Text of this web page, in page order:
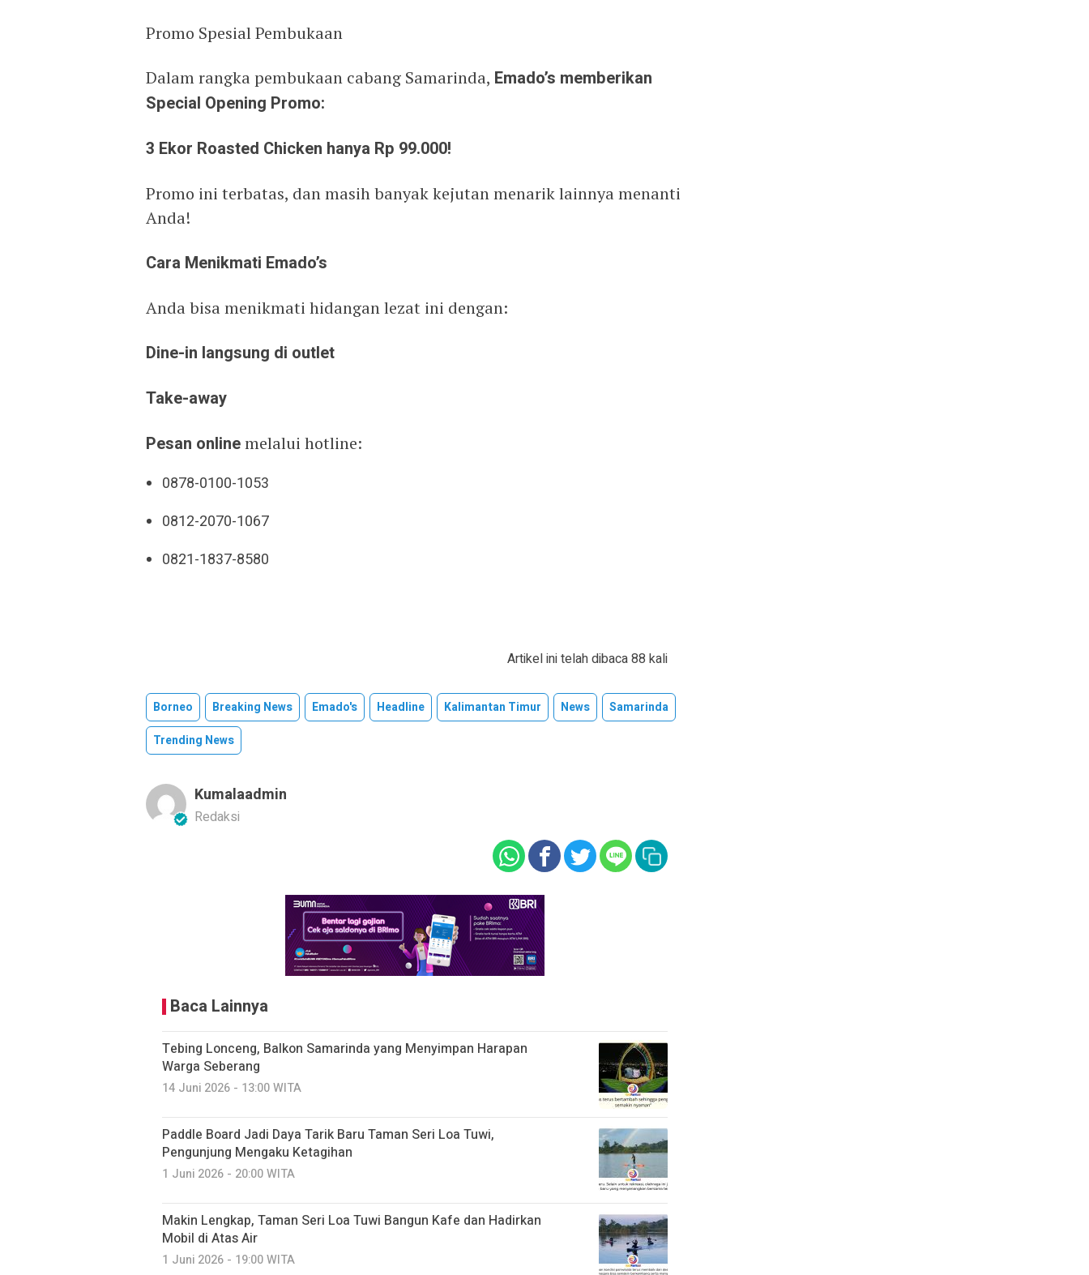
Promo Spesial Pembukaan
Dalam rangka pembukaan cabang Samarinda, Emado’s memberikan
Special Opening Promo:
3 Ekor Roasted Chicken hanya Rp 99.000!
Promo ini terbatas, dan masih banyak kejutan menarik lainnya menanti
Anda!
Cara Menikmati Emado’s
Anda bisa menikmati hidangan lezat ini dengan:
Dine-in langsung di outlet
Take-away
Pesan onlinemelalui hotline:
0878-0100-1053
0812-2070-1067
0821-1837-8580
Artikel ini telah dibaca 88 kali
Borneo Breaking News Emado's Headline Kalimantan Timur News
Samarinda
Trending News
Kumalaadmin
Redaksi
Baca Lainnya
Tebing Lonceng, Balkon Samarinda yang Menyimpan Harapan
Warga Seberang
14 Juni 2026 - 13:00 WITA
Paddle Board Jadi Daya Tarik Baru Taman Seri Loa Tuwi,
Pengunjung Mengaku Ketagihan
1 Juni 2026 - 20:00 WITA
Makin Lengkap, Taman Seri Loa Tuwi Bangun Kafe dan Hadirkan
Mobil di Atas Air
1 Juni 2026 - 19:00 WITA